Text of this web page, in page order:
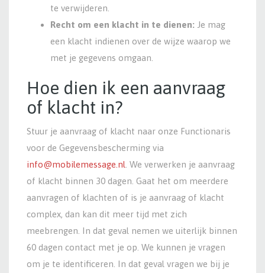
te verwijderen.
Recht om een klacht in te dienen: Je mag
een klacht indienen over de wijze waarop we
met je gegevens omgaan.
Hoe dien ik een aanvraag
of klacht in?
Stuur je aanvraag of klacht naar onze Functionaris
voor de Gegevensbescherming via
info@mobilemessage.nl . We verwerken je aanvraag
of klacht binnen 30 dagen. Gaat het om meerdere
aanvragen of klachten of is je aanvraag of klacht
complex, dan kan dit meer tijd met zich
meebrengen. In dat geval nemen we uiterlijk binnen
60 dagen contact met je op. We kunnen je vragen
om je te identificeren. In dat geval vragen we bij je